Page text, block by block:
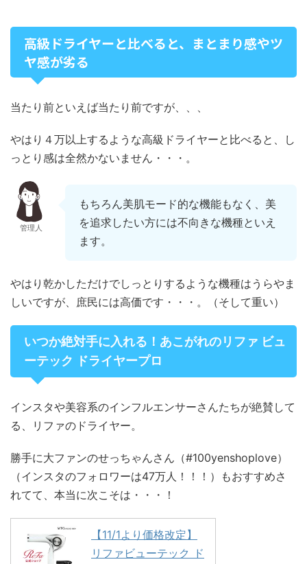
高級ドライヤーと比べると、まとまり感やツ
ヤ感が劣る
当たり前といえば当たり前ですが、、、
やはり４万以上するような高級ドライヤーと比べると、し
っとり感は全然かないません・・・。
管理人
もちろん美肌モード的な機能もなく、美
を追求したい方には不向きな機種といえ
ます。
やはり乾かしただけでしっとりするような機種はうらやま
しいですが、庶民には高価です・・・。（そして重い）
いつか絶対手に入れる！あこがれのリファ ビュ
ーテック ドライヤープロ
インスタや美容系のインフルエンサーさんたちが絶賛して
る、リファのドライヤー。
勝手に大ファンのせっちゃんさん（#100yenshoplove）
（インスタのフォロワーは47万人！！！）もおすすめさ
れてて、本当に次こそは・・・！
【11/1より価格改定】
リファビューテック ド